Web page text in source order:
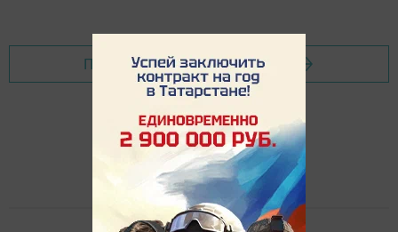
Перейти на страницу новости